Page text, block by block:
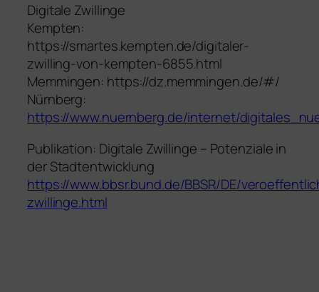
Digitale Zwillinge
Kempten:
https://smartes.kempten.de/digitaler-
zwilling-von-kempten-6855.html
Memmingen: https://dz.memmingen.de/#/
Nürnberg:
https://www.nuernberg.de/internet/
Publikation: Digitale Zwillinge – Potenziale in
der Stadtentwicklung
https://www.bbsr.bund.de/BBSR/DE/
zwillinge.html